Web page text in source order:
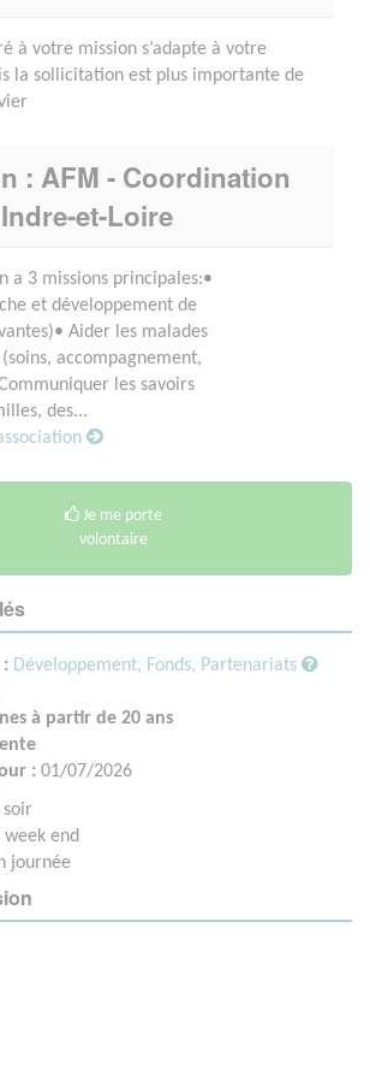
à votre mission s’adapte à votre
la sollicitation est plus importante de
: AFM - Coordination
et-Loire
a 3 missions principales:•
et développement de
Aider les malades
accompagnement,
les savoirs
des...
Je me porte
volontaire
: Développement, Fonds, Partenariats
à partir de 20 ans
: 01/07/2026
soir
end
journée